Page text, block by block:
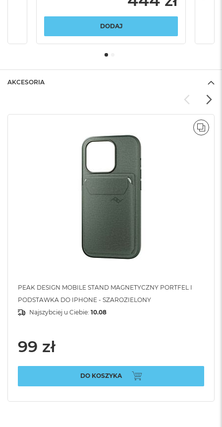
DODAJ
AKCESORIA
PEAK DESIGN MOBILE STAND MAGNETYCZNY PORTFEL I
PODSTAWKA DO IPHONE - SZAROZIELONY
Najszybciej u Ciebie: 10.08
99 zł
DO KOSZYKA